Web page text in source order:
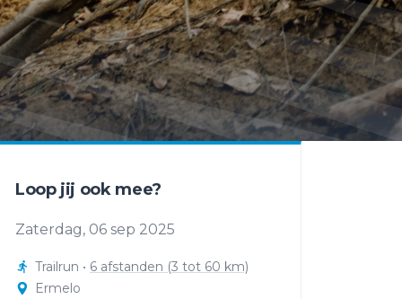
Loop jij ook mee?
Zaterdag, 06 sep 2025
Trailrun • 6 afstanden (3 tot 60 km)
Ermelo